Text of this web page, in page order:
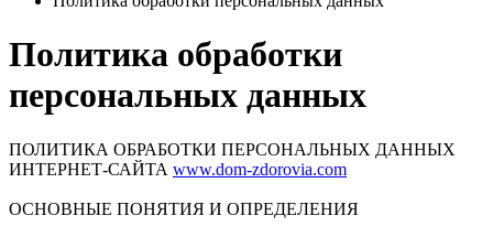
Политика обработки
персональных данных
ПОЛИТИКА ОБРАБОТКИ ПЕРСОНАЛЬНЫХ ДАННЫХ
ИНТЕРНЕТ-САЙТА www.dom-zdorovia.com
ОСНОВНЫЕ ПОНЯТИЯ И ОПРЕДЕЛЕНИЯ